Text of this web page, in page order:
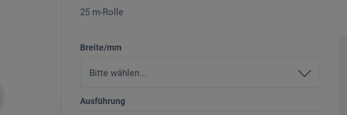
25 m-Rolle
Breite/mm
Ausführung